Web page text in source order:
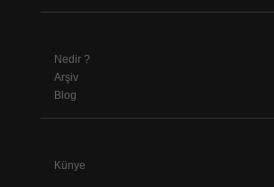
Nedir ?
Arşiv
Blog
Künye